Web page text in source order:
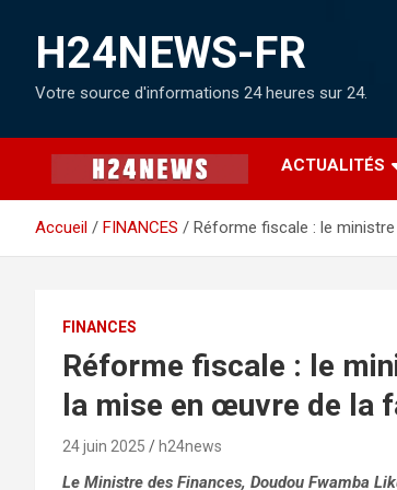
H24NEWS-FR
Votre source d'informations 24 heures sur 24.
ACTUALITÉS
Accueil FINANCES Réforme fiscale : le
FINANCES
Réforme fiscale : le
la mise en œuvre de la
24 juin 2025 h24news
Le Ministre des Finances, Doudou Fwamba